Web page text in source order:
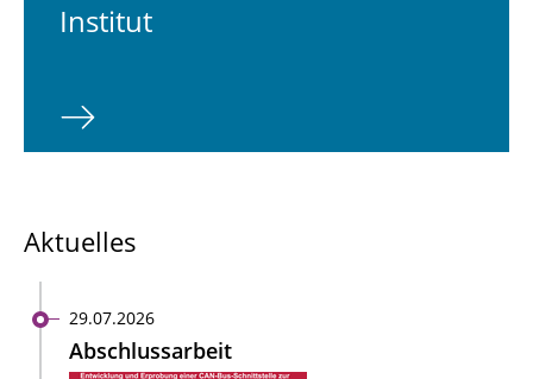
In­sti­tut
Aktuelles
29.07.2026
Abschlussarbeit